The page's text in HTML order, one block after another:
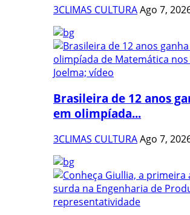
3CLIMAS CULTURAAgo 7,
Brasileira de 12 anos
em olimpíada...
3CLIMAS CULTURAAgo 7,